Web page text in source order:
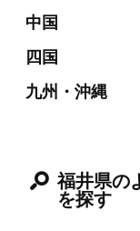
中国
四国
九州・沖縄
福井県の
を探す